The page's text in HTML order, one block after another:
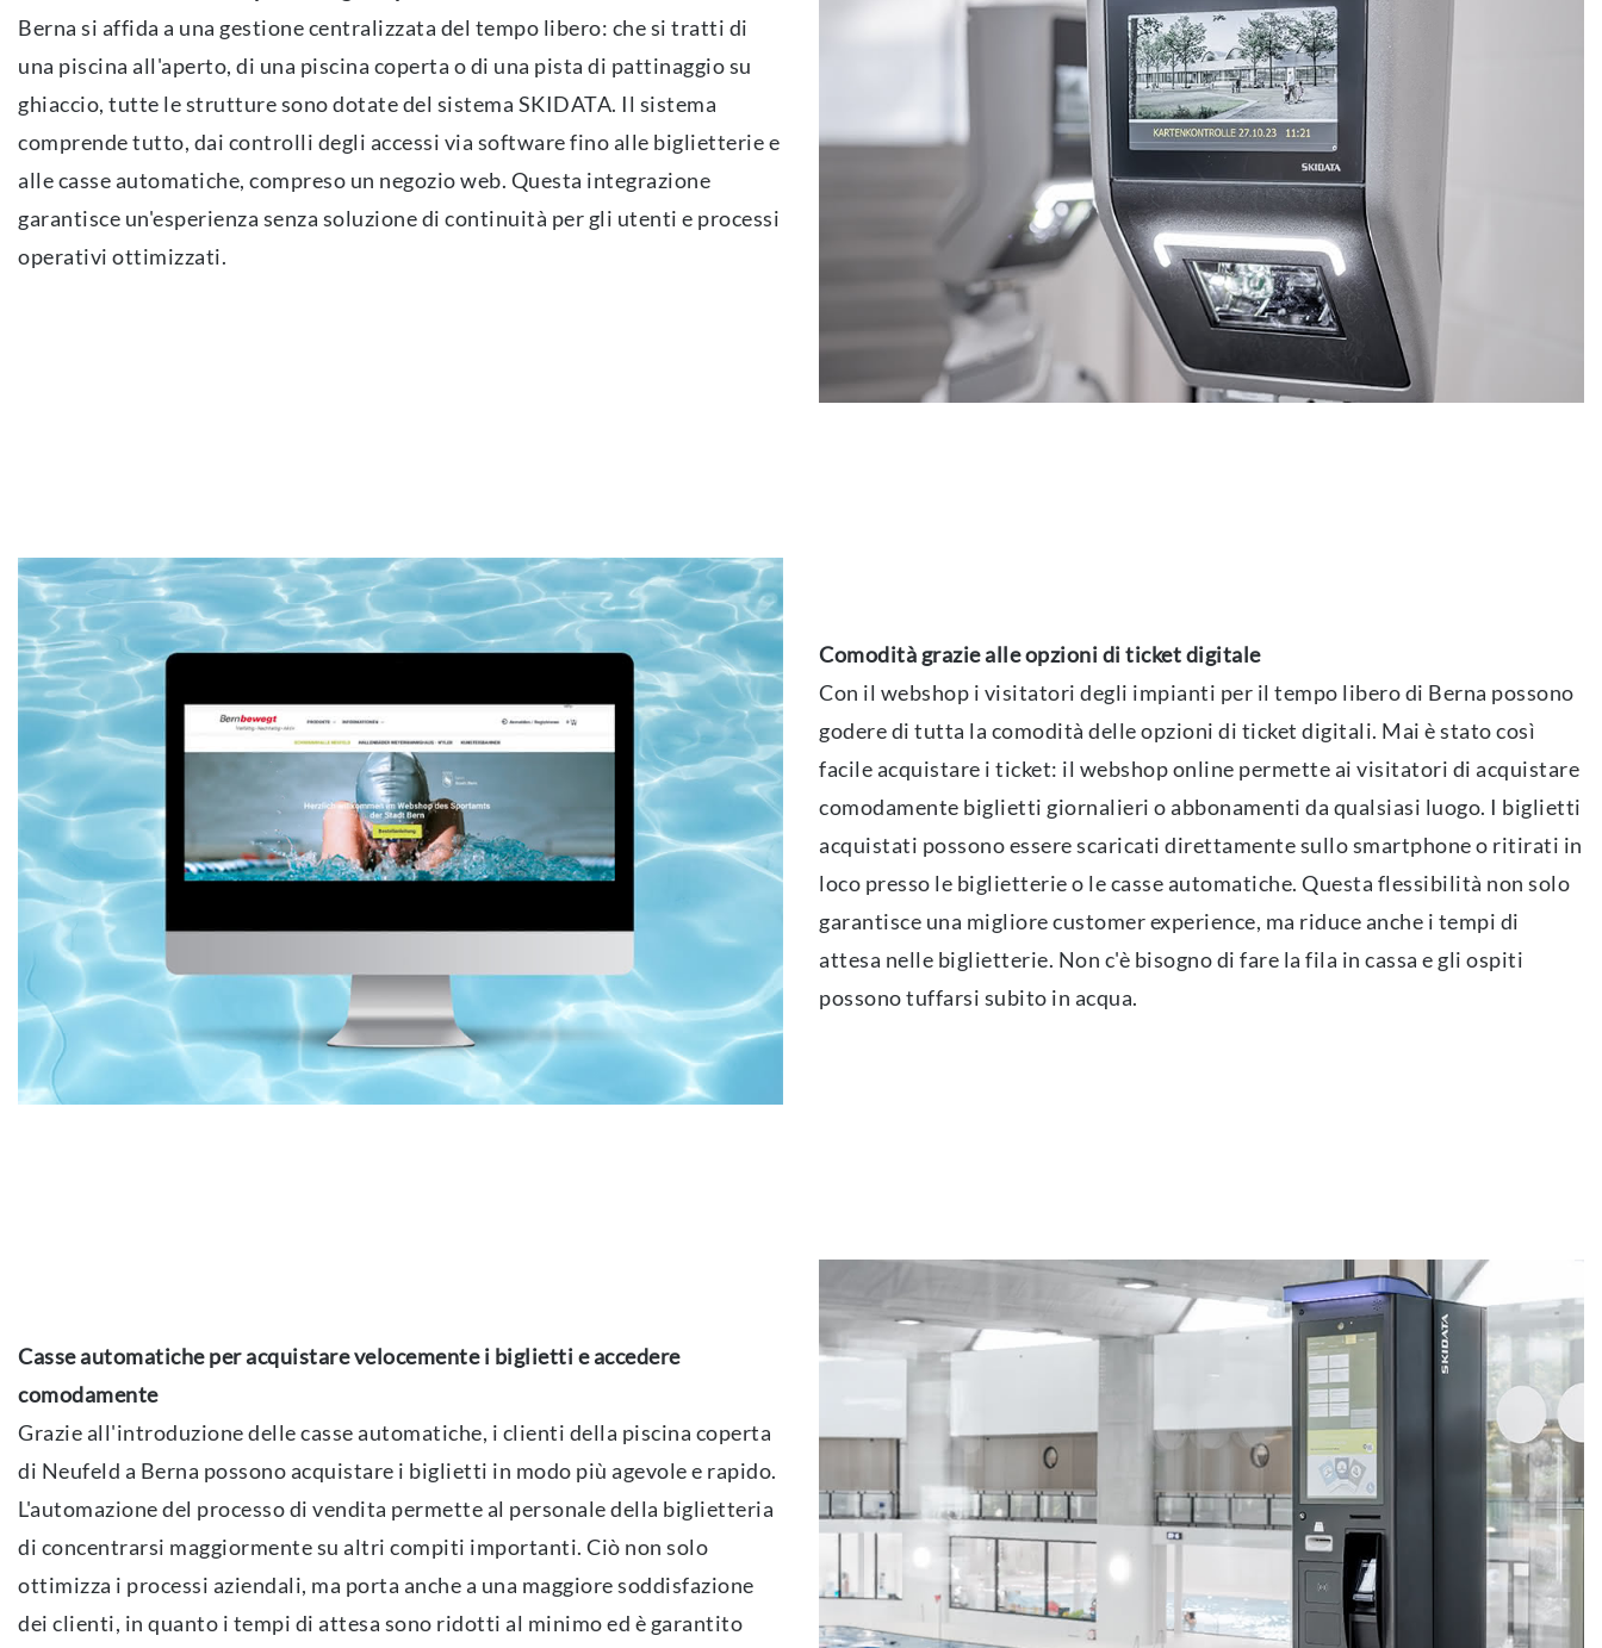
Berna si affida a una gestione centralizzata del tempo libero: che si tratti di
una piscina all'aperto, di una piscina coperta o di una pista di pattinaggio su
ghiaccio, tutte le strutture sono dotate del sistema SKIDATA. Il sistema
comprende tutto, dai controlli degli accessi via software fino alle biglietterie e
alle casse automatiche, compreso un negozio web. Questa integrazione
garantisce un'esperienza senza soluzione di continuità per gli utenti e processi
operativi ottimizzati.
Comodità grazie alle opzioni di ticket digitale
Con il webshop i visitatori degli impianti per il tempo libero di Berna possono
godere di tutta la comodità delle opzioni di ticket digitali. Mai è stato così
facile acquistare i ticket: il webshop online permette ai visitatori di acquistare
comodamente biglietti giornalieri o abbonamenti da qualsiasi luogo. I biglietti
acquistati possono essere scaricati direttamente sullo smartphone o ritirati in
loco presso le biglietterie o le casse automatiche. Questa flessibilità non solo
garantisce una migliore customer experience, ma riduce anche i tempi di
attesa nelle biglietterie. Non c'è bisogno di fare la fila in cassa e gli ospiti
possono tuffarsi subito in acqua.
Casse automatiche per acquistare velocemente i biglietti e accedere
comodamente
Grazie all'introduzione delle casse automatiche, i clienti della piscina coperta
di Neufeld a Berna possono acquistare i biglietti in modo più agevole e rapido.
L'automazione del processo di vendita permette al personale della biglietteria
di concentrarsi maggiormente su altri compiti importanti. Ciò non solo
ottimizza i processi aziendali, ma porta anche a una maggiore soddisfazione
dei clienti, in quanto i tempi di attesa sono ridotti al minimo ed è garantito